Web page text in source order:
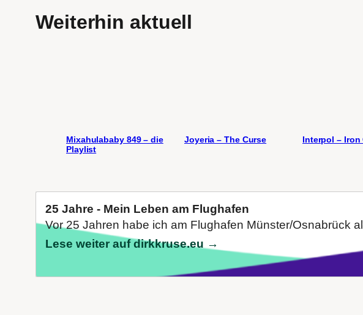
Weiterhin aktuell
Mixahulababy 849 – die
Playlist
Joyeria – The Curse Interpol – Iron
25 Jahre - Mein Leben am Flughafen
Vor 25 Jahren habe ich am Flughafen Münster/Osnabrück
Lese weiter auf dirkkruse.eu →